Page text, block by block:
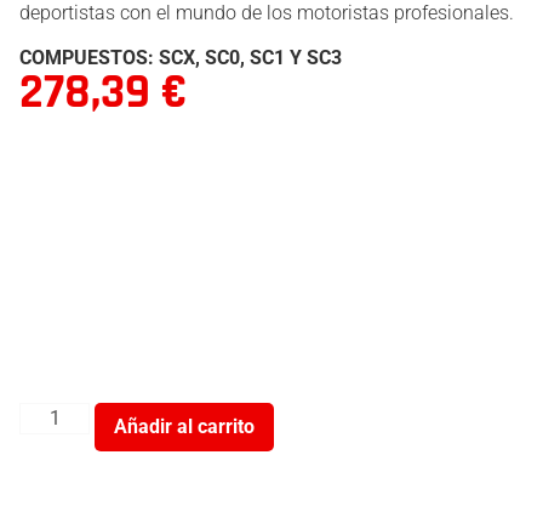
deportistas con el mundo de los motoristas profesionales.
COMPUESTOS: SCX, SC0, SC1 Y SC3
278,39 €
Añadir al carrito